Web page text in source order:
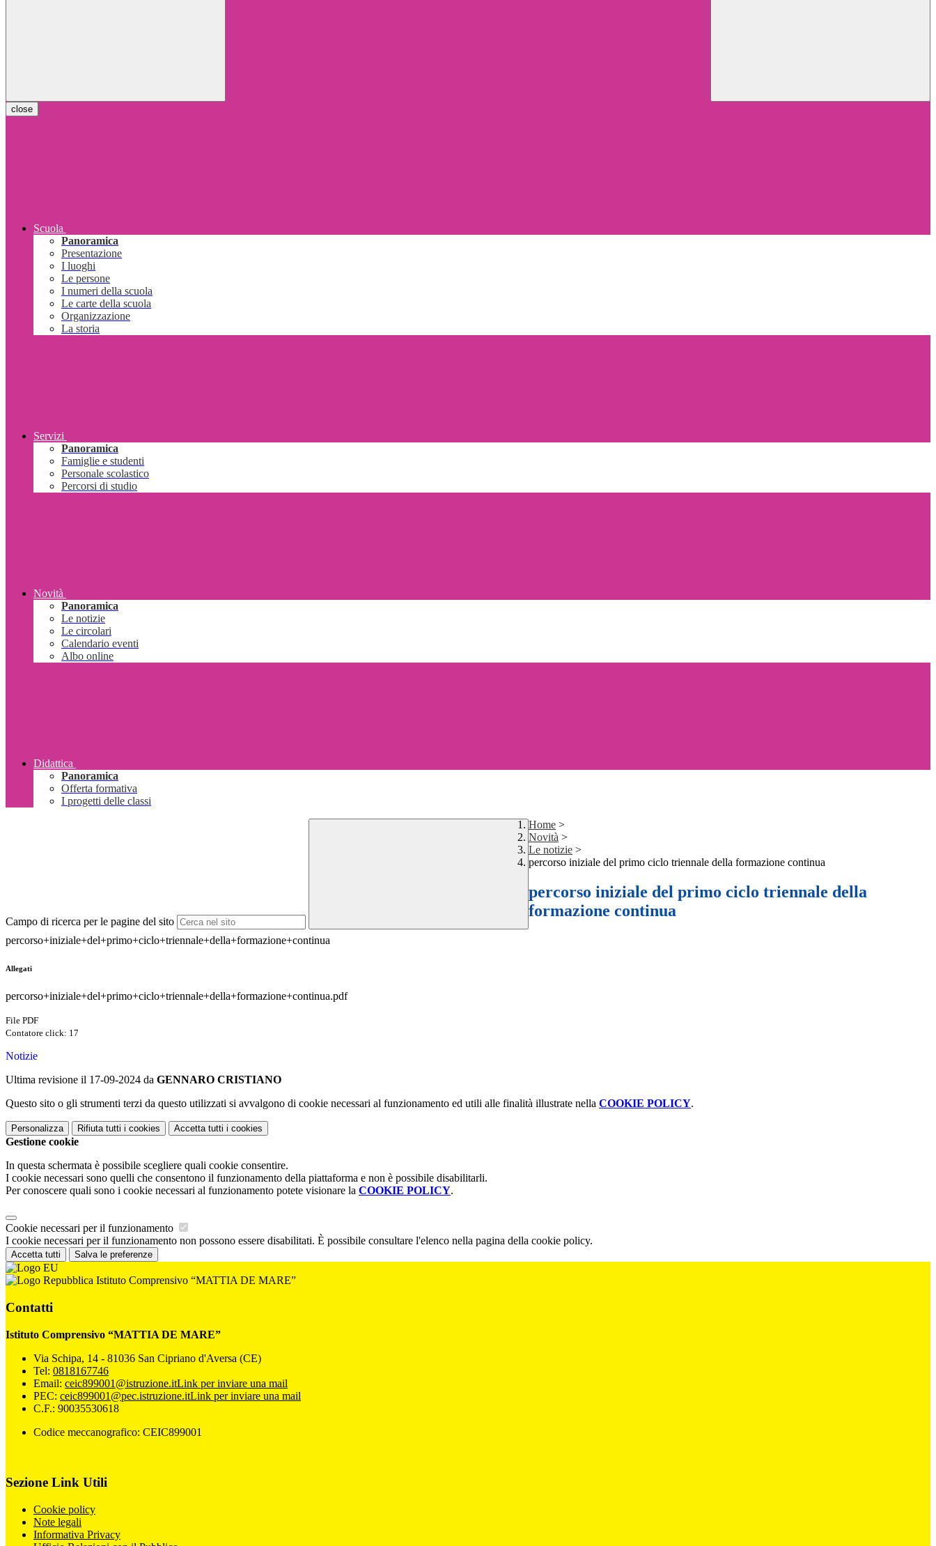
close
Scuola
Panoramica
Presentazione
I luoghi
Le persone
I numeri della scuola
Le carte della scuola
Organizzazione
La storia
Servizi
Panoramica
Famiglie e studenti
Personale scolastico
Percorsi di studio
Novità
Panoramica
Le notizie
Le circolari
Calendario eventi
Albo online
Didattica
Panoramica
Offerta formativa
I progetti delle classi
Campo di ricerca per le pagine del sito
Home >
Novità >
Le notizie >
percorso iniziale del primo ciclo triennale della formazione continua
percorso iniziale del primo ciclo triennale della
formazione continua
percorso+iniziale+del+primo+ciclo+triennale+della+formazione+continua
Allegati
percorso+iniziale+del+primo+ciclo+triennale+della+formazione+continua.pdf
File PDF
Contatore click: 17
Notizie
Ultima revisione il 17-09-2024 da GENNARO CRISTIANO
Questo sito o gli strumenti terzi da questo utilizzati si avvalgono di cookie necessari al funzionamento ed utili alle finalità illustrate nella COOKIE POLICY.
Personalizza Rifiuta tutti i cookies Accetta tutti i cookies
Gestione cookie
In questa schermata è possibile scegliere quali cookie consentire.
I cookie necessari sono quelli che consentono il funzionamento della piattaforma e non è possibile disabilitarli.
Per conoscere quali sono i cookie necessari al funzionamento potete visionare la COOKIE POLICY.
Cookie necessari per il funzionamento
I cookie necessari per il funzionamento non possono essere disabilitati. È possibile consultare l'elenco nella pagina della cookie policy.
Accetta tutti Salva le preferenze
Istituto Comprensivo “MATTIA DE MARE”
Contatti
Istituto Comprensivo “MATTIA DE MARE”
Via Schipa, 14 - 81036 San Cipriano d'Aversa (CE)
Tel: 0818167746
Email: ceic899001@istruzione.itLink per inviare una mail
PEC: ceic899001@pec.istruzione.itLink per inviare una mail
C.F.: 90035530618
Codice meccanografico: CEIC899001
Sezione Link Utili
Cookie policy
Note legali
Informativa Privacy